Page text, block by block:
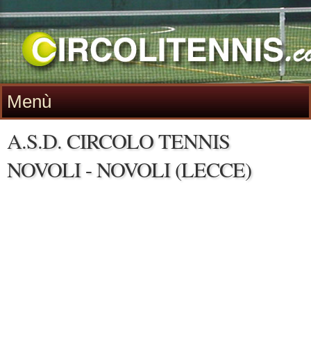
Menù
A.S.D. CIRCOLO TENNIS
NOVOLI - NOVOLI (LECCE)